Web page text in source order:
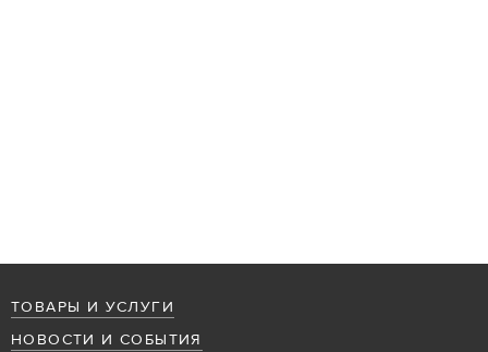
ТОВАРЫ И УСЛУГИ
НОВОСТИ И СОБЫТИЯ